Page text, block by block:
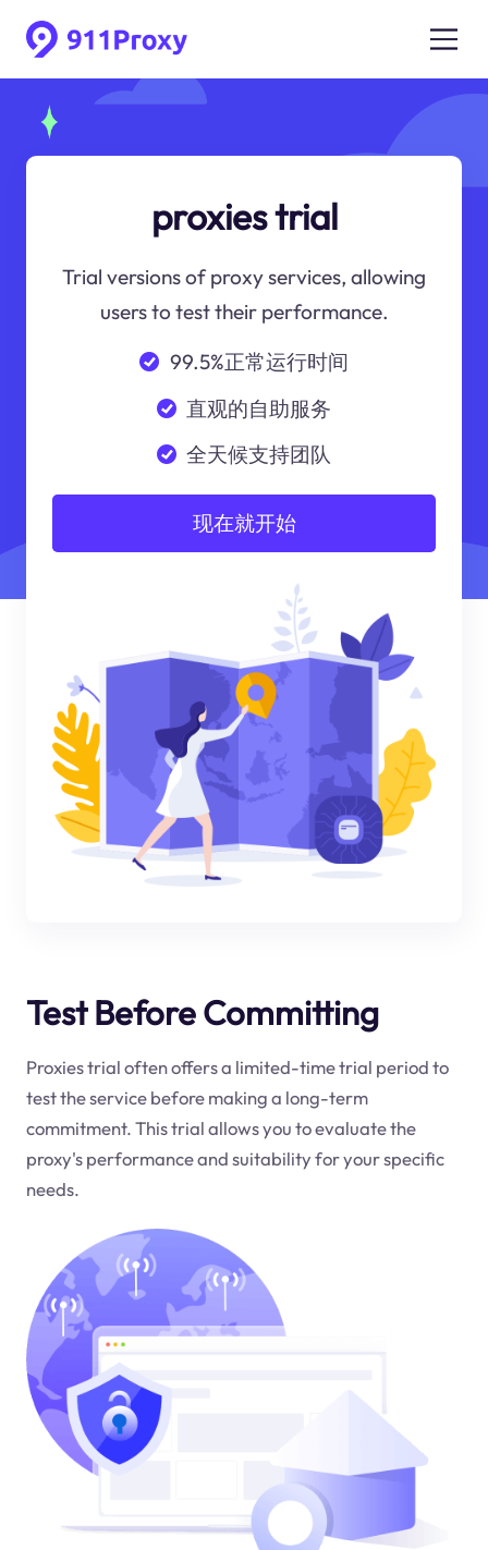
proxies trial
Trial versions of proxy services, allowing
users to test their performance.
99.5%正常运行时间
直观的自助服务
全天候支持团队
现在就开始
Test Before Committing
Proxies trial often offers a limited-time trial period to
test the service before making a long-term
commitment. This trial allows you to evaluate the
proxy's performance and suitability for your specific
needs.